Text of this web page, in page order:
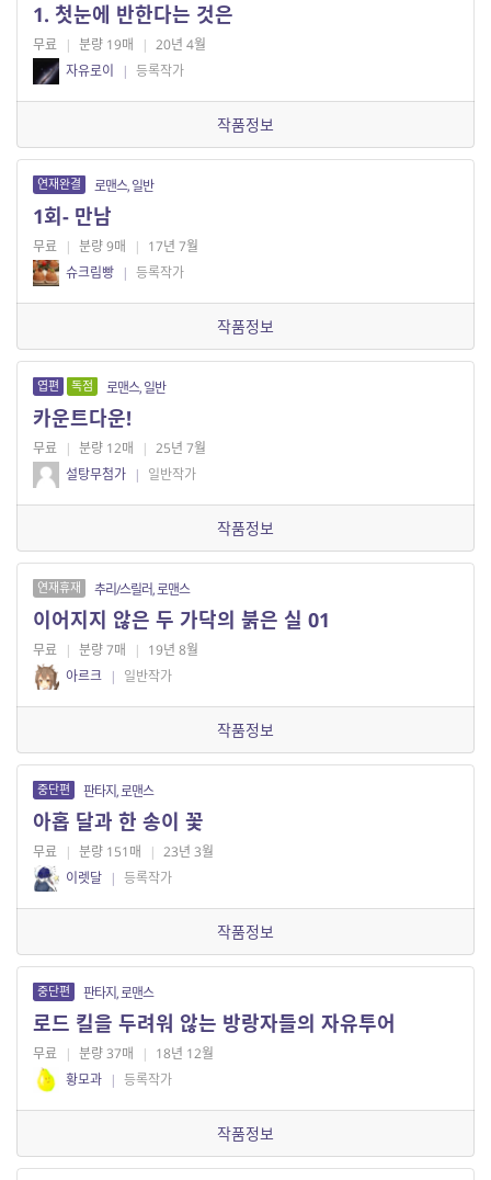
1. 첫눈에 반한다는 것은
무료 | 분량 19매 | 20년 4월
자유로이
| 등록작가
작품정보
연재완결 로맨스, 일반
1회- 만남
무료 | 분량 9매 | 17년 7월
슈크림빵 | 등록작가
작품정보
엽편 독점 로맨스, 일반
카운트다운!
무료 | 분량 12매 | 25년 7월
설탕무첨가 | 일반작가
작품정보
연재휴재 추리/스릴러, 로맨스
이어지지 않은 두 가닥의 붉은 실 01
무료 | 분량 7매 | 19년 8월
아르크 | 일반작가
작품정보
중단편 판타지, 로맨스
아홉 달과 한 송이 꽃
무료 | 분량 151매 | 23년 3월
이렛달 | 등록작가
작품정보
중단편 판타지, 로맨스
로드 킬을 두려워 않는 방랑자들의 자유투어
무료 | 분량 37매 | 18년 12월
황모과 | 등록작가
작품정보